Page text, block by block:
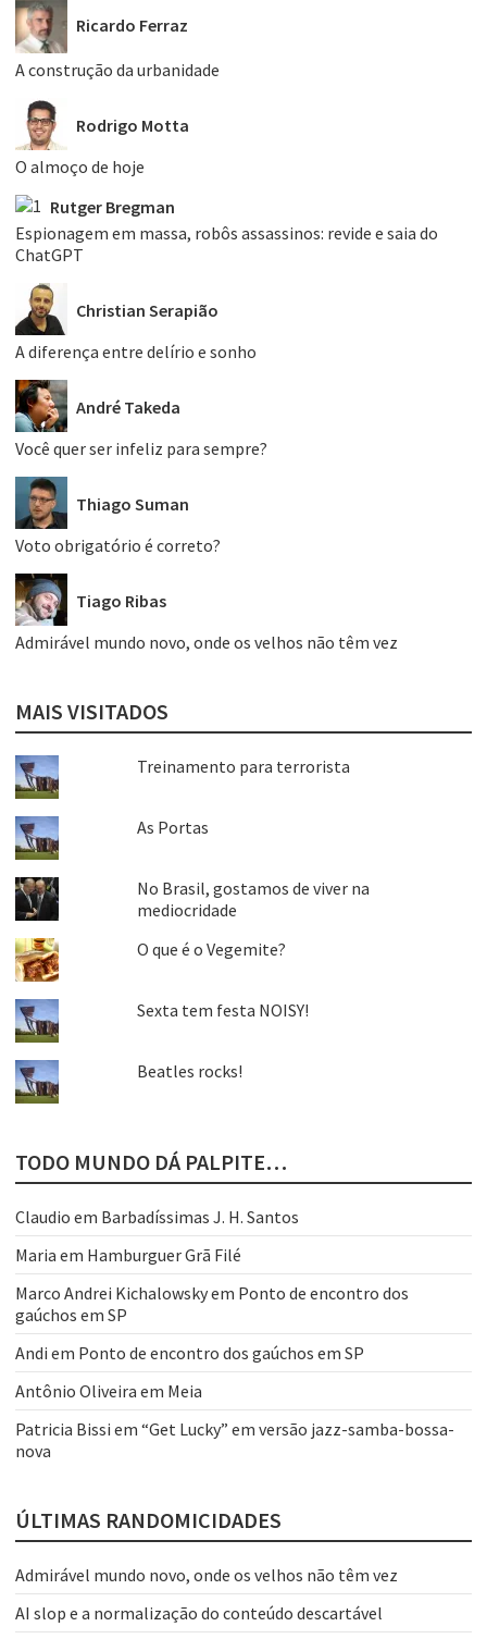
Ricardo Ferraz
A construção da urbanidade
Rodrigo Motta
O almoço de hoje
Rutger Bregman
Espionagem em massa, robôs assassinos: revide e saia do
ChatGPT
Christian Serapião
A diferença entre delírio e sonho
André Takeda
Você quer ser infeliz para sempre?
Thiago Suman
Voto obrigatório é correto?
Tiago Ribas
Admirável mundo novo, onde os velhos não têm vez
MAIS VISITADOS
Treinamento para terrorista
As Portas
No Brasil, gostamos de viver na
mediocridade
O que é o Vegemite?
Sexta tem festa NOISY!
Beatles rocks!
TODO MUNDO DÁ PALPITE…
Claudio em Barbadíssimas J. H. Santos
Maria em Hamburguer Grã Filé
Marco Andrei Kichalowskyem Ponto de encontro dos
gaúchos em SP
Andi em Ponto de encontro dos gaúchos em SP
Antônio Oliveira em Meia
Patricia Bissi em “Get Lucky” em versão jazz-samba-bossa-
nova
ÚLTIMAS RANDOMICIDADES
Admirável mundo novo, onde os velhos não têm vez
AI slop e a normalização do conteúdo descartável